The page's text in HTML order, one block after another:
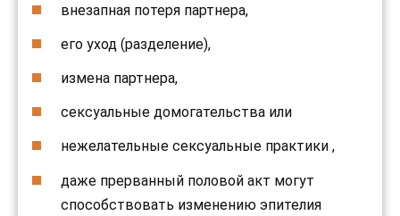
внезапная потеря партнера,
его уход (разделение),
измена партнера,
сексуальные домогательства или
нежелательные сексуальные практики ,
даже прерванный половой акт могут
способствовать изменению эпителия